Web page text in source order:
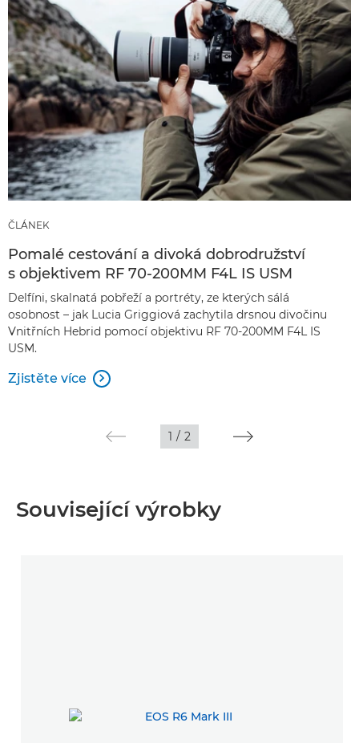
ČLÁNEK
Pomalé cestování a divoká dobrodružství
s objektivem RF 70-200MM F4L IS USM
Delfíni, skalnatá pobřeží a portréty, ze kterých sálá
osobnost – jak Lucia Griggiová zachytila drsnou divočinu
Vnitřních Hebrid pomocí objektivu RF 70-200MM F4L IS
USM.
Zjistěte více 
1 / 2
Související výrobky